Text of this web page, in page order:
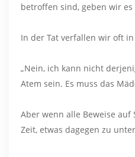
betroffen sind, geben wir
In der Tat verfallen wir oft
„Nein, ich kann nicht
Atem sein. Es muss das
Aber wenn alle Beweise auf
Zeit, etwas dagegen zu